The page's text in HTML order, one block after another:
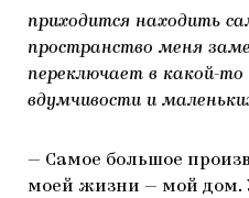
приходится находить
пространство меня
переключает в какой-
вдумчивости и
— Самое большое
моей жизни — мой дом.